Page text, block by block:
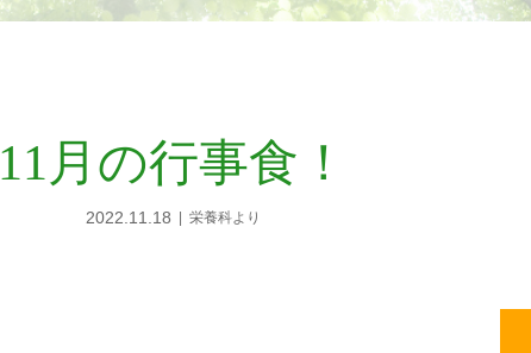
11月の行事食！
2022.11.18 栄養科より